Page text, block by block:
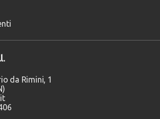
da Rimini, 1